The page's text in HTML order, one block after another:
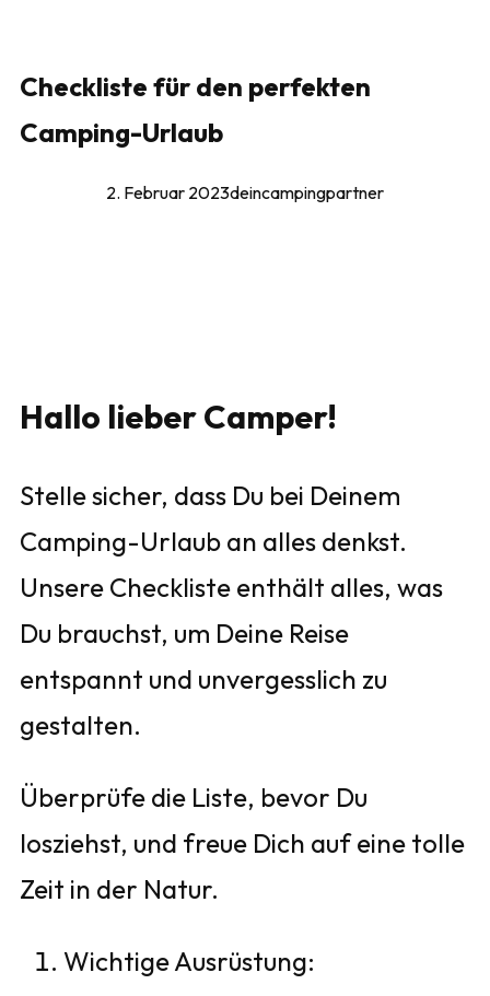
Checkliste für den perfekten
Camping-Urlaub
2. Februar 2023deincampingpartner
Hallo lieber Camper!
Stelle sicher, dass Du bei Deinem
Camping-Urlaub an alles denkst.
Unsere Checkliste enthält alles, was
Du brauchst, um Deine Reise
entspannt und unvergesslich zu
gestalten.
Überprüfe die Liste, bevor Du
losziehst, und freue Dich auf eine tolle
Zeit in der Natur.
Wichtige Ausrüstung: